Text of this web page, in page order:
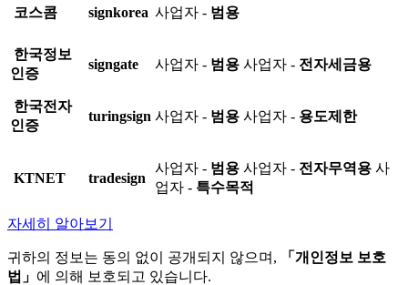
코스콤 signkorea 사업자 - 범용
한국정보
인증
signgate 사업자 - 범용 사업자 - 전자세금용
한국전자
인증
turingsign 사업자 - 범용 사업자 - 용도제한
KTNET tradesign
사업자 - 범용 사업자 - 전자무역용 사
업자 - 특수목적
자세히 알아보기
귀하의 정보는 동의 없이 공개되지 않으며,
「개인정보 보호
법」 에 의해 보호되고 있습니다.